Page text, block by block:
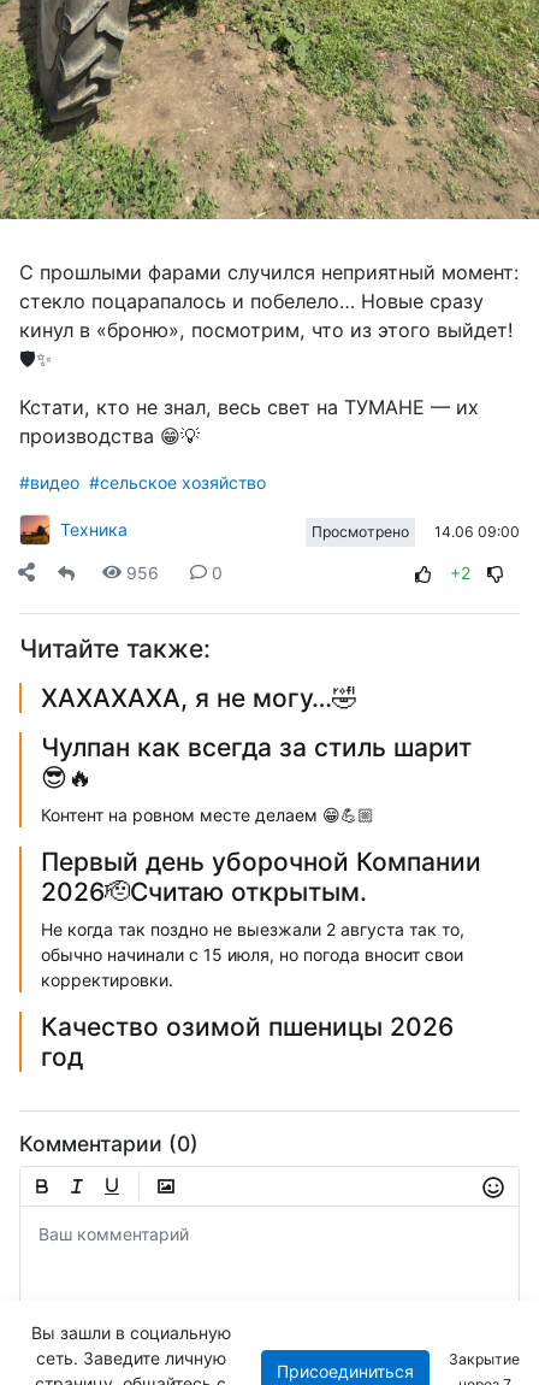
С прошлыми фарами случился неприятный момент:
стекло поцарапалось и побелело… Новые сразу
кинул в «броню», посмотрим, что из этого выйдет!
🛡️✨
Кстати, кто не знал, весь свет на ТУМАНЕ — их
производства 😁💡
#видео #сельское хозяйство
Техника Просмотрено 14.06 09:00
956 0 +2
Читайте также:
ХАХАХАХА, я не могу…🤣
Чулпан как всегда за стиль шарит
😎🔥
Контент на ровном месте делаем 😁💪🏼
Первый день уборочной Компании
2026🫡Считаю открытым.
Не когда так поздно не выезжали 2 августа так то,
обычно начинали с 15 июля, но погода вносит свои
корректировки.
Качество озимой пшеницы 2026
год
Комментарии (0)
Отправить
Вы зашли в социальную
сеть. Заведите личную
Присоединиться
Закрытие